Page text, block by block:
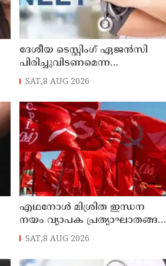
ദേശീയ ടെസ്റ്റിംഗ് ഏജന്‍സി
പിരിച്ചുവിടണമെന്ന
ആവശ്യവുമായി കോക്രോച്ച്
SAT,8 AUG 2026
എഥനോള്‍ മിശ്രിത ഇന്ധന
നയം വ്യാപക പ്രത്യാഘാതങ്ങള്‍
സൃഷ്ടിക്കും:
പിന്‍വലിച്ചില്ലെങ്കില്‍ ജനകീയ
പ്രതിഷേധമെന്ന് സിപിഐഎം
SAT,8 AUG 2026